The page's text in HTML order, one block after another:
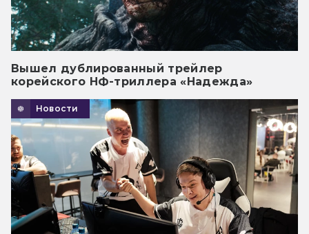
Вышел дублированный трейлер
корейского НФ-триллера «Надежда»
Новости